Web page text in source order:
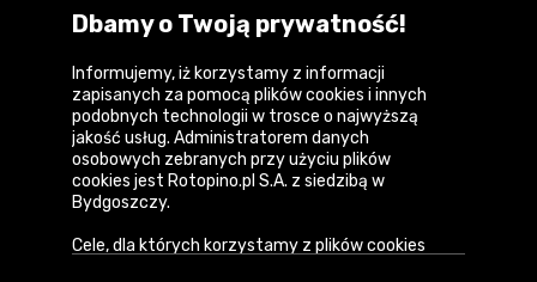
Kontakt
Forum
Copyright © 2026
Polityka prywatności i zasady korzystania z
Dbamy o Twoją prywatność!
Informujemy, iż korzystamy z informacji
zapisanych za pomocą plików cookies i innych
podobnych technologii w trosce o najwyższą
jakość usług. Administratorem danych
osobowych zebranych przy użyciu plików
cookies jest Rotopino.pl S.A. z siedzibą w
Bydgoszczy.
Cele, dla których korzystamy z plików cookies